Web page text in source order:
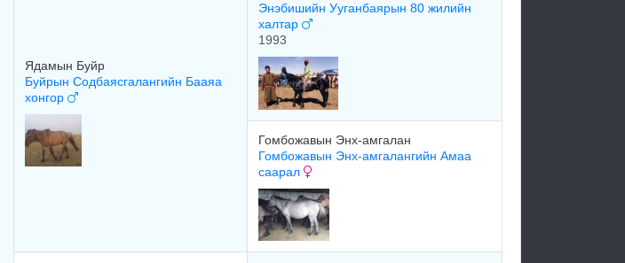
Ядамын Буйр
Буйрын Содбаясгалангийн Бааяа
хонгор
Энэбишийн Ууганбаярын 80 жилийн
халтар
1993
Гомбожавын Энх-амгалан
Гомбожавын Энх-амгалангийн Амаа
саарал